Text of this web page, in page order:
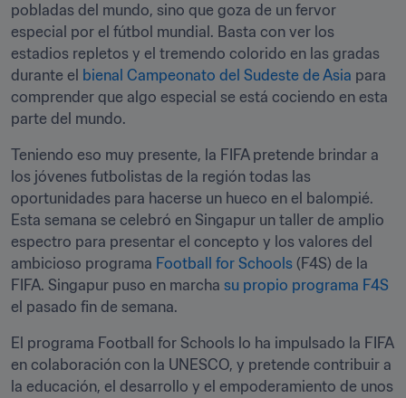
pobladas del mundo, sino que goza de un fervor
especial por el fútbol mundial. Basta con ver los
estadios repletos y el tremendo colorido en las gradas
durante el bienal Campeonato del Sudeste de Asia para
comprender que algo especial se está cociendo en esta
parte del mundo.
Teniendo eso muy presente, la FIFA pretende brindar a
los jóvenes futbolistas de la región todas las
oportunidades para hacerse un hueco en el balompié.
Esta semana se celebró en Singapur un taller de amplio
espectro para presentar el concepto y los valores del
ambicioso programa Football for Schools (F4S) de la
FIFA. Singapur puso en marcha su propio programa F4S
el pasado fin de semana.
El programa Football for Schools lo ha impulsado la FIFA
en colaboración con la UNESCO, y pretende contribuir a
la educación, el desarrollo y el empoderamiento de unos